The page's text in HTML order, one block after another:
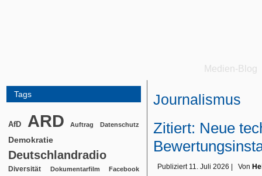
Medien-Blog
Tags
AfD ARD Auftrag Datenschutz
Demokratie
Deutschlandradio
Diversität Dokumentarfilm Facebook
Journalismus
Zitiert: Neue
Publiziert 11. Juli 2026 Von